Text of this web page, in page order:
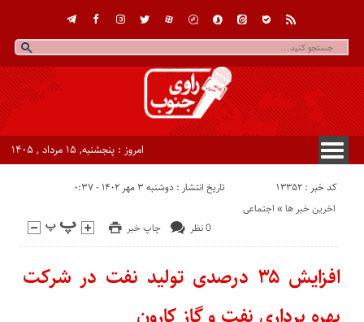
امروز : پنجشنبه, ۱۵ مرداد , ۱۴۰۵
کد خبر : 13352 تاریخ انتشار : دوشنبه ۳ مهر ۱۴۰۲ - ۰:۳۷
چاپ خبر 0 نظر
اجتماعی « اخرین خبر ها
افزایش ۳۵ درصدی تولید نفت در شرکت